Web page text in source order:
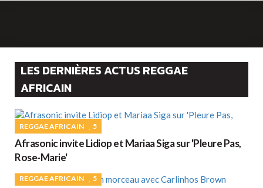
LES DERNIÈRES ACTUS REGGAE
AFRICAIN
REGGAE AFRICAIN 5
Afrasonic invite Lidiop et Mariaa Siga sur 'Pleure Pas,
Rose-Marie'
REGGAE AFRICAIN 5